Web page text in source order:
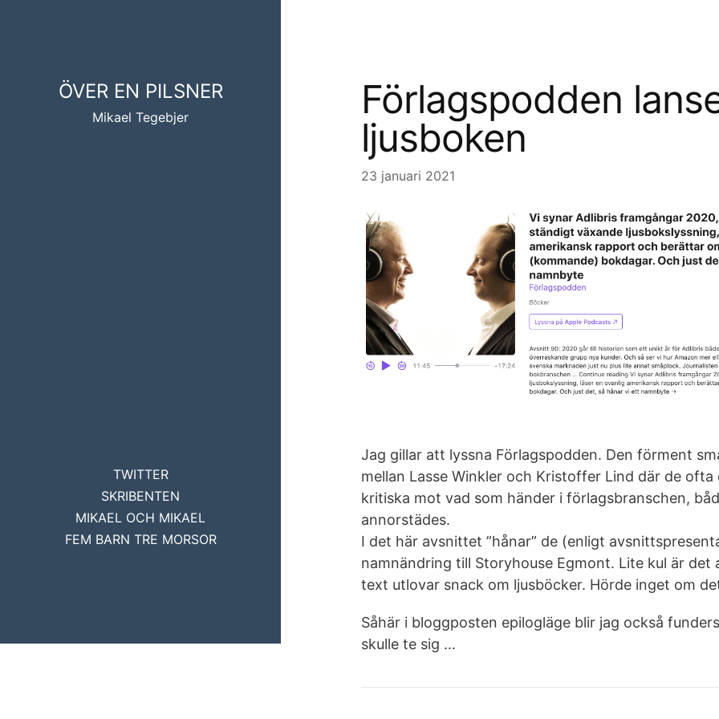
ÖVER EN PILSNER
Mikael Tegebjer
TWITTER
SKRIBENTEN
MIKAEL OCH MIKAEL
FEM BARN TRE MORSOR
Förlagspodden
ljusboken
23 januari 2021
Jag gillar att lyssna Förlagspodden. Den förment
mellan Lasse Winkler och Kristoffer Lind där de ofta
kritiska mot vad som händer i förlagsbranschen,
annorstädes.
I det här avsnittet ”hånar” de (enligt
namnändring till Storyhouse Egmont. Lite kul är det
text utlovar snack om ljusböcker. Hörde inget om
Såhär i bloggposten epilogläge blir jag också
skulle te sig …